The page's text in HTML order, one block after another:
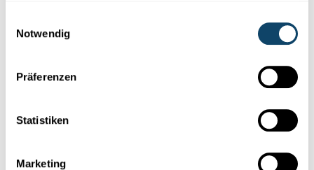
Notwendig
Präferenzen
Statistiken
Marketing
Mit Fred die Welt der Wissenschaft
entdecken
ZweiVorschulklassen
aus Cents und die Ameise Fred tauchen
ein in die spannende Welt der Robotik, Mechanik, Physik und
Déi kleng Fuerscher